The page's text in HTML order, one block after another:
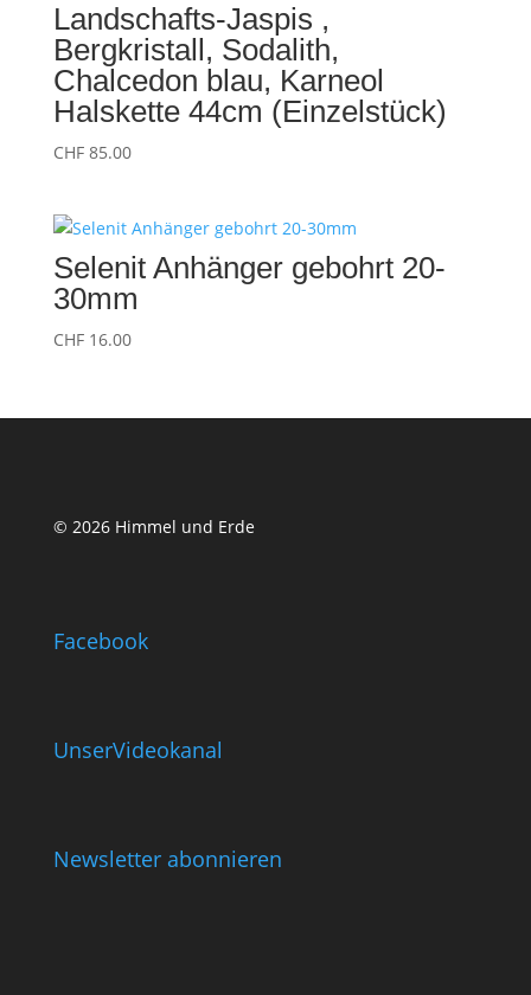
Landschafts-Jaspis ,
Bergkristall, Sodalith,
Chalcedon blau, Karneol
Halskette 44cm (Einzelstück)
CHF85.00
Selenit Anhänger gebohrt 20-
30mm
CHF16.00
© 2026 Himmel und Erde
Facebook
UnserVideokanal
Newsletter abonnieren